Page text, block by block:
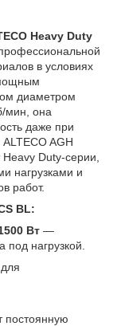
Heavy Duty
в условиях
диаметром
мин, она
даже при
AGH
Duty-серии,
нагрузками и
работ.
BL:
Вт —
нагрузкой.